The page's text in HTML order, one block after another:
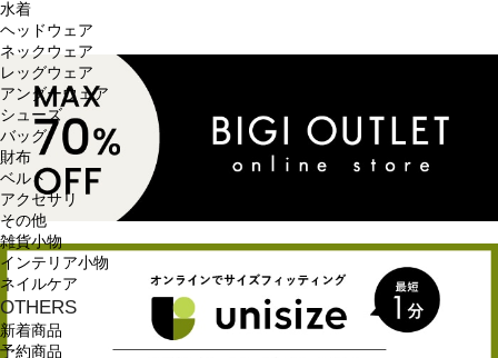
水着
ヘッドウェア
ネックウェア
レッグウェア
アンダーウェア
シューズ
バッグ
財布
ベルト
アクセサリ
その他
雑貨小物
インテリア小物
ネイルケア
OTHERS
新着商品
予約商品